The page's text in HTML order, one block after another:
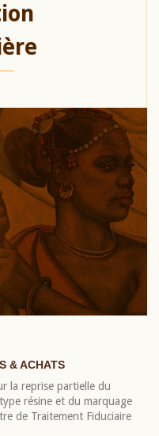
& ACHATS
la reprise partielle du
résine et du marquage
de Traitement Fiduciaire